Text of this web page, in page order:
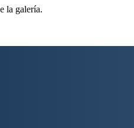
la galería.